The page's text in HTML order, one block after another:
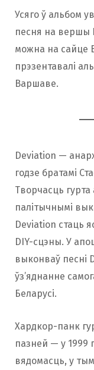
Усяго ў альбом
песня на вершы
можна на сайце
прэзентавалі
Варшаве.
Deviation —
годзе братамі
Творчасць
палітычнымі
Deviation стаць
DIY-сцэны. У
выконваў песні
ўз’яднанне
Беларусі.
Хардкор-панк
пазней — у 1999
вядомасць, у